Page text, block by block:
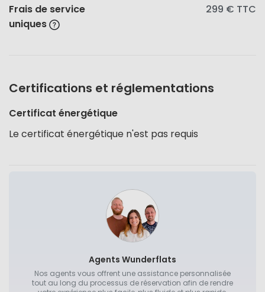
Frais de service
uniques
299 € TTC
Certifications et réglementations
Certificat énergétique
Le certificat énergétique n'est pas requis
Agents Wunderflats
Nos agents vous offrent une assistance personnalisée
tout au long du processus de réservation afin de rendre